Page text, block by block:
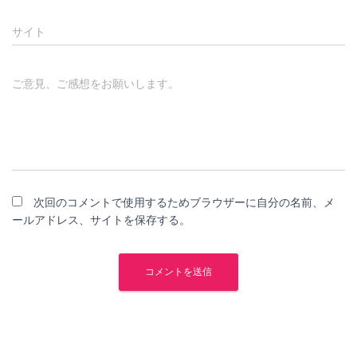
サイト
ご意見、ご感想をお願いします。
次回のコメントで使用するためブラウザーに自分の名前、メ
ールアドレス、サイトを保存する。